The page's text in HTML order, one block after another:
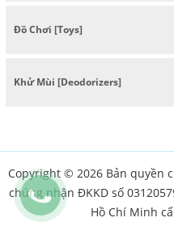
Đồ Chơi [Toys]
Khử Mùi [Deodorizers]
Copyright © 2026 Bản quyền
chứng nhận ĐKKD số
Hồ Chí Minh